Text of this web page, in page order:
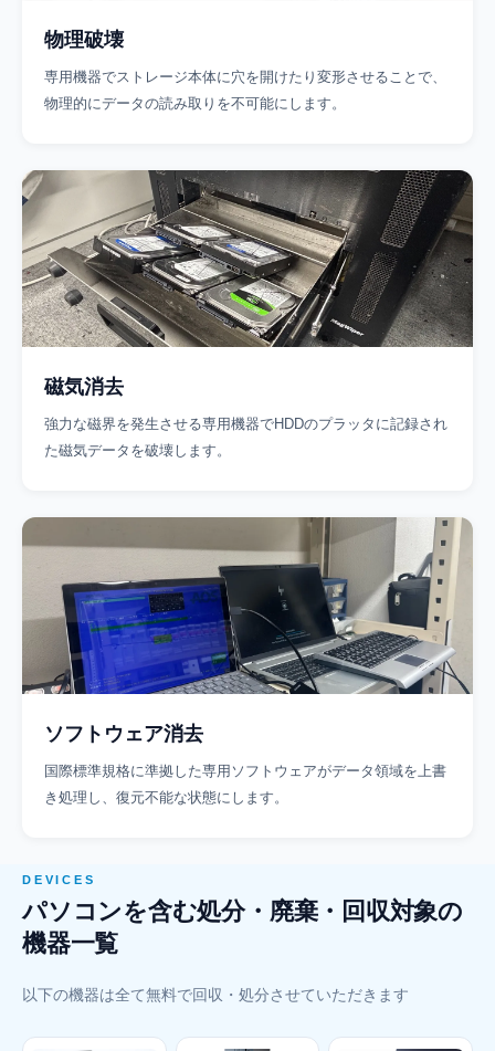
物理破壊
専用機器でストレージ本体に穴を開けたり変形させることで、
物理的にデータの読み取りを不可能にします。
磁気消去
強力な磁界を発生させる専用機器でHDDのプラッタに記録され
た磁気データを破壊します。
ソフトウェア消去
国際標準規格に準拠した専用ソフトウェアがデータ領域を上書
き処理し、復元不能な状態にします。
DEVICES
パソコンを含む処分・廃棄・回収対象の
機器一覧
以下の機器は全て無料で回収・処分させていただきます